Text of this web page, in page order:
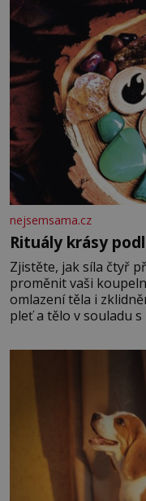
nejsemsama.cz
Rituály krásy
Zjistěte, jak síla čtyř
proměnit vaši
omlazení těla i
pleť a tělo v souladu s
povaze, ale i v
Ženy narozené ve
nesou žár, odvahu a